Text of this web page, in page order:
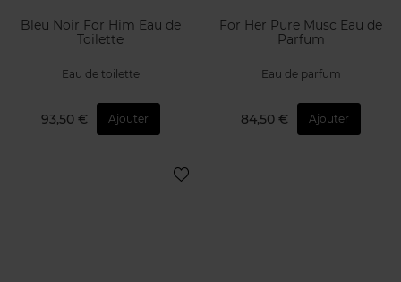
Bleu Noir For Him Eau de
Toilette
Eau de toilette
93,50 € Ajouter
For Her Pure Musc Eau de
Parfum
Eau de parfum
84,50 € Ajouter